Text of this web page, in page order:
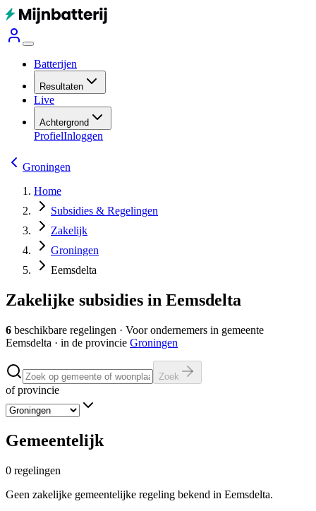
Batterijen
Resultaten
Live
Achtergrond
ProfielInloggen
Groningen
Home
Subsidies & Regelingen
Zakelijk
Groningen
Eemsdelta
Zakelijke subsidies in Eemsdelta
6 beschikbare regelingen · Voor ondernemers in gemeente
Eemsdelta · in de provincie Groningen
Zoek
of provincie
Gemeentelijk
0 regelingen
Geen zakelijke gemeentelijke regeling bekend in Eemsdelta.